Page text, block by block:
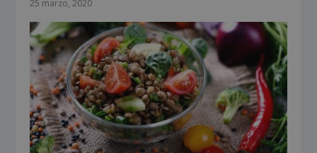
25 marzo, 2020